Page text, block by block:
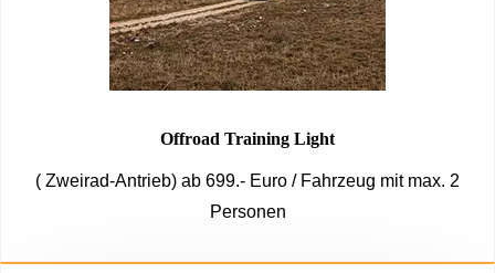
Offroad Training Light
( Zweirad-Antrieb) ab 699.- Euro / Fahrzeug mit max. 2
Personen